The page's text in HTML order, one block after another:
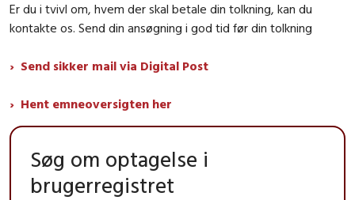
Er du i tvivl om, hvem der skal betale din tolkning, kan du
kontakte os. Send din ansøgning i god tid før din tolkning
Send sikker mail via Digital Post
Hent emneoversigten her
Søg om optagelse i
brugerregistret